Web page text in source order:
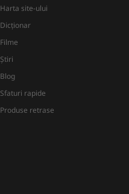
Harta site-ului
Dicţionar
Filme
Știri
Blog
Sfaturi rapide
Produse retrase